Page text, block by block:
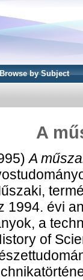
Browse by Subject
A
A
1994. évi
a
of